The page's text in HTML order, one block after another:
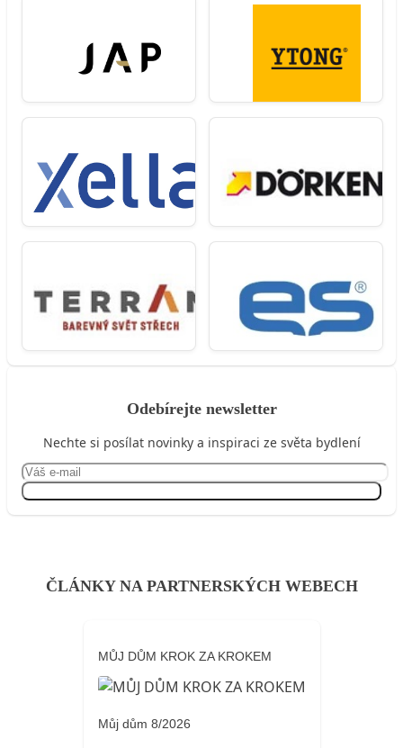
Odebírejte newsletter
Nechte si posílat novinky a inspiraci ze světa bydlení
ČLÁNKY NA PARTNERSKÝCH WEBECH
MŮJ DŮM KROK ZA KROKEM
Můj dům 8/2026